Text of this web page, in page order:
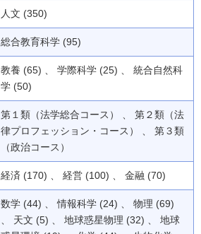
人文 (350)
総合教育科学 (95)
教養 (65) 、 学際科学 (25) 、 統合自然科
学 (50)
第１類（法学総合コース） 、 第２類（法
律プロフェッション・コース） 、 第３類
（政治コース）
経済 (170) 、 経営 (100) 、 金融 (70)
数学 (44) 、 情報科学 (24) 、 物理 (69)
、 天文 (5) 、 地球惑星物理 (32) 、 地球